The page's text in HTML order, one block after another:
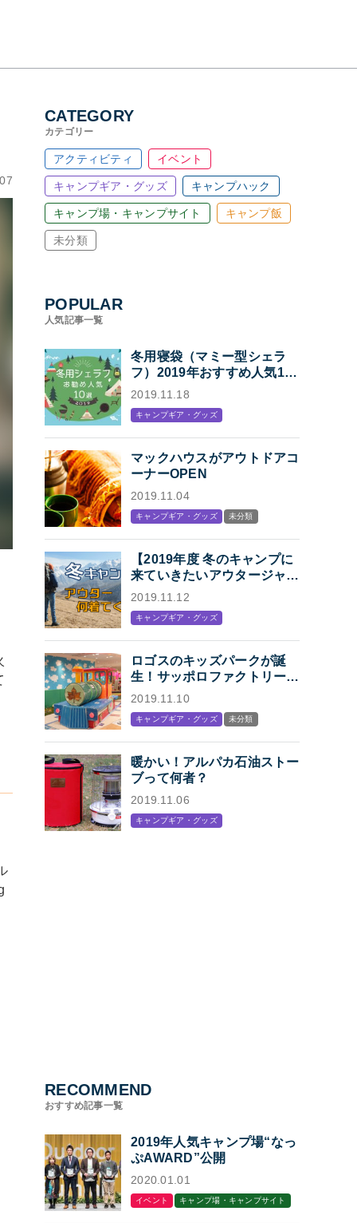
CATEGORY
カテゴリー
アクティビティ イベント
キャンプギア・グッズ キャンプハック
キャンプ場・キャンプサイト キャンプ飯
未分類
POPULAR
人気記事一覧
冬用寝袋（マミー型シェラ
フ）2019年おすすめ人気10
選「冬キャンプの寝袋はマミ
2019.11.18
キャンプギア・グッズ
マックハウスがアウトドアコ
ーナーOPEN
2019.11.04
キャンプギア・グッズ 未分類
【2019年度 冬のキャンプに
来ていきたいアウタージャケ
ット特集】キャンプ・アウト
トドアブランド各社のジャケ
ットまとめ【Mens】
2019.11.12
キャンプギア・グッズ
ロゴスのキッズパークが誕
生！サッポロファクトリー内
「KIDS STATION
プン
2019.11.10
キャンプギア・グッズ 未分類
暖かい！アルパカ石油ストー
ブって何者？
2019.11.06
キャンプギア・グッズ
RECOMMEND
おすすめ記事一覧
2019年人気キャンプ場“なっ
ぷAWARD”公開
2020.01.01
イベント キャンプ場・キャンプサイト